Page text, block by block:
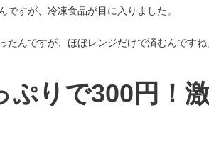
すが、冷凍食品が目に入りました。
たんですが、ほぼレンジだけで済むんですね
ぷりで300円！